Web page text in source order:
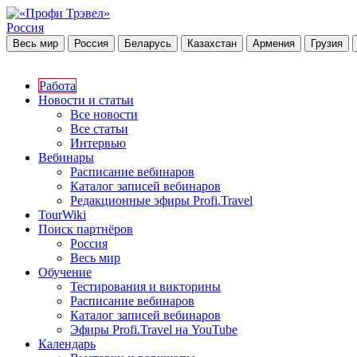
Россия
Весь мир Россия Беларусь Казахстан Армения Грузия
Работа
Новости и статьи
Все новости
Все статьи
Интервью
Вебинары
Расписание вебинаров
Каталог записей вебинаров
Редакционные эфиры Profi.Travel
TourWiki
Поиск партнёров
Россия
Весь мир
Обучение
Тестирования и викторины
Расписание вебинаров
Каталог записей вебинаров
Эфиры Profi.Travel на YouTube
Календарь